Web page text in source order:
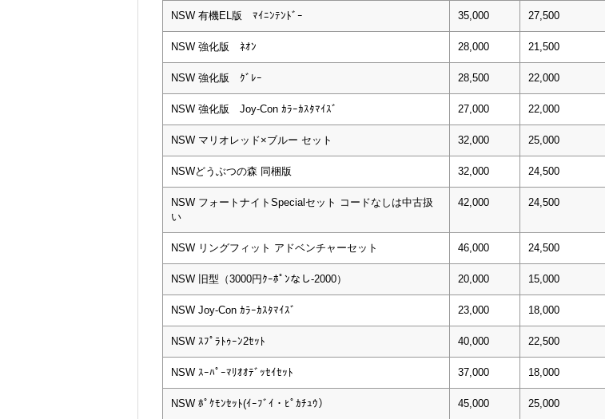
NSW 有機EL版 ﾏｲﾆﾝﾃﾝﾄﾞｰ 35,000 27,500
NSW 強化版 ﾈｵﾝ 28,000 21,500
NSW 強化版 ｸﾞﾚｰ 28,500 22,000
NSW 強化版 Joy-Con ｶﾗｰｶｽﾀﾏｲｽﾞ 27,000 22,000
NSW マリオレッド×ブルー セット 32,000 25,000
NSWどうぶつの森 同梱版 32,000 24,500
NSW フォートナイトSpecialセット コードなしは中古扱
い
42,000 24,500
NSW リングフィット アドベンチャーセット 46,000 24,500
NSW 旧型（3000円ｸｰﾎﾟﾝなし-2000） 20,000 15,000
NSW Joy-Con ｶﾗｰｶｽﾀﾏｲｽﾞ 23,000 18,000
NSW ｽﾌﾟﾗﾄｩｰﾝ2ｾｯﾄ 40,000 22,500
NSW ｽｰﾊﾟｰﾏﾘｵｵﾃﾞｯｾｲｾｯﾄ 37,000 18,000
NSW ﾎﾟｹﾓﾝｾｯﾄ(ｲｰﾌﾞｲ・ﾋﾟｶﾁｭｳ） 45,000 25,000